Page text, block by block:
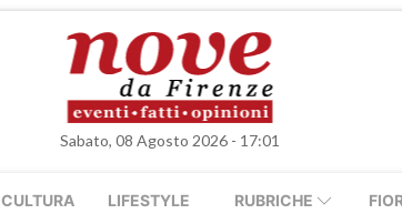
Sabato, 08 Agosto 2026 - 17:01
CULTURA LIFESTYLE RUBRICHE